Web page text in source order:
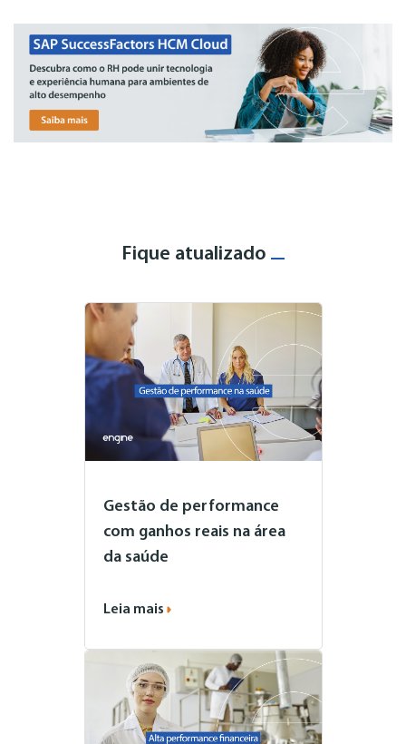
Fique atualizado
Gestão de performance
com ganhos reais na área
da saúde
Leia mais